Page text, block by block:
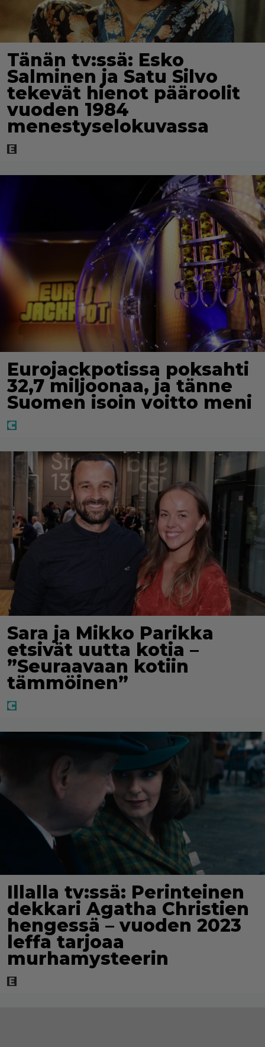
Tänän tv:ssä: Esko
Salminen ja Satu Silvo
tekevät hienot pääroolit
vuoden 1984
menestyselokuvassa
Eurojackpotissa poksahti
32,7 miljoonaa, ja tänne
Suomen isoin voitto meni
Sara ja Mikko Parikka
etsivät uutta kotia –
”Seuraavaan kotiin
tämmöinen”
Illalla tv:ssä: Perinteinen
dekkari Agatha Christien
hengessä – vuoden 2023
leffa tarjoaa
murhamysteerin